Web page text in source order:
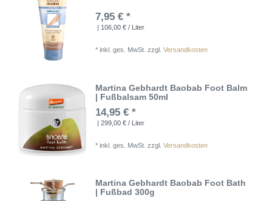
7,95 € *
| 106,00 € / Liter
*inkl. ges. MwSt. zzgl.Versandkosten
Martina Gebhardt Baobab Foot Balm
| Fußbalsam 50ml
14,95 € *
| 299,00 € / Liter
*inkl. ges. MwSt. zzgl.Versandkosten
Martina Gebhardt Baobab Foot Bath
| Fußbad 300g